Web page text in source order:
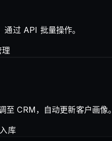
过 API 批量操作。
CRM，自动更新客户画像。
库